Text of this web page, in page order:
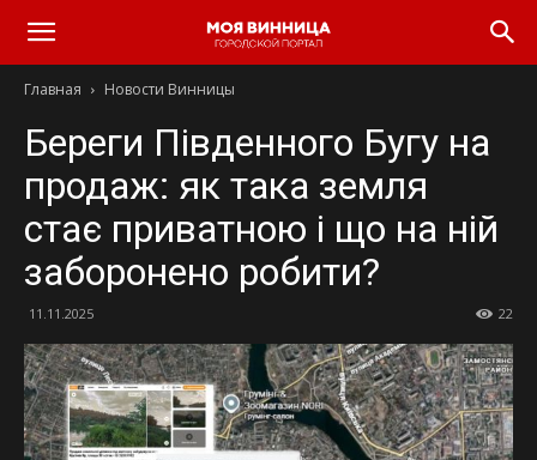
Главная Новости Винницы
Береги Південного Бугу на
продаж: як така земля
стає приватною і що на ній
заборонено робити?
11.11.2025 22